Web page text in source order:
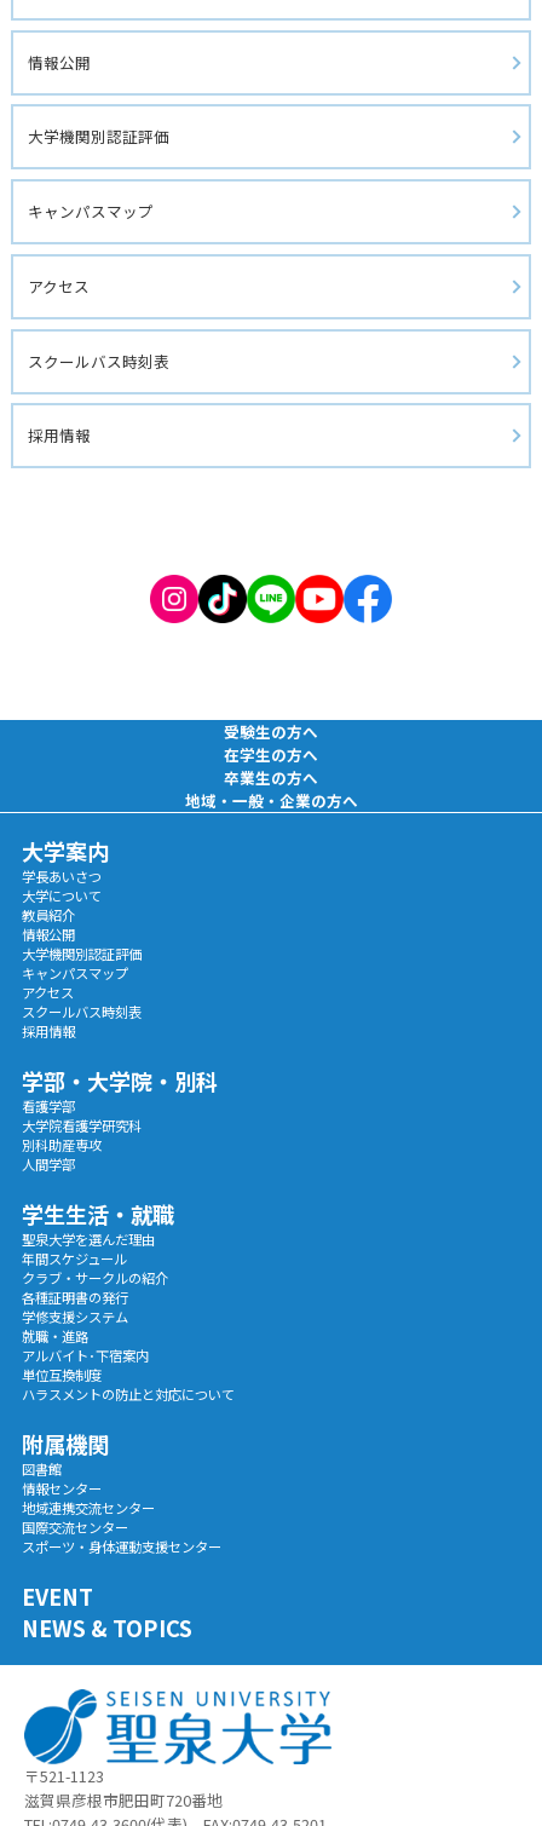
情報公開
大学機関別認証評価
キャンパスマップ
アクセス
スクールバス時刻表
採用情報
受験生の方へ
在学生の方へ
卒業生の方へ
地域・一般・企業の方へ
大学案内
学長あいさつ
大学について
教員紹介
情報公開
大学機関別認証評価
キャンパスマップ
アクセス
スクールバス時刻表
採用情報
学部・大学院・別科
看護学部
大学院看護学研究科
別科助産専攻
人間学部
学生生活・就職
聖泉大学を選んだ理由
年間スケジュール
クラブ・サークルの紹介
各種証明書の発行
学修支援システム
就職・進路
アルバイト･下宿案内
単位互換制度
ハラスメントの防止と対応について
附属機関
図書館
情報センター
地域連携交流センター
国際交流センター
スポーツ・身体運動支援センター
EVENT
NEWS & TOPICS
〒521-1123
滋賀県彦根市肥田町720番地